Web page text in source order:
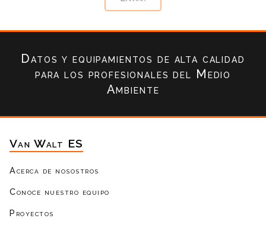
Datos y equipamientos de alta calidad
para los profesionales del Medio
Ambiente
Van Walt ES
Acerca de nosostros
Conoce nuestro equipo
Proyectos